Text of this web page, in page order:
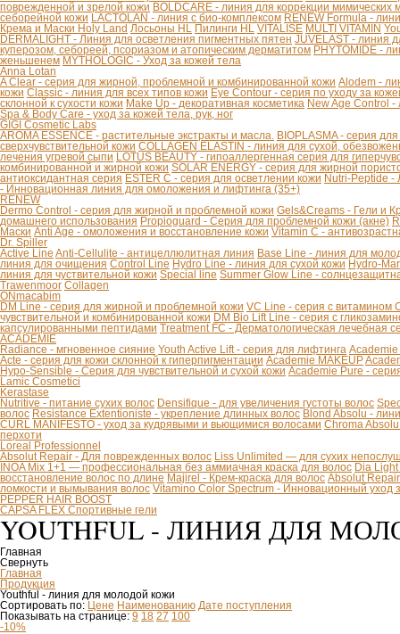
поврежденной и зрелой кожи BOLDCARE - линия для коррекции мимических
себорейной кожи LACTOLAN - линия с био-комплексом RENEW Formula -
Крема и Маски Holy Land Лосьоны HL Пилинги HL VITALISE MULTI VITAMIN
DERMALIGHT - Линия для осветления пигментных пятен JUVELAST - линия
куперозом, себореей, псориазом и атопическим дерматитом PHYTOMIDE -
женьшенем MYTHOLOGIC - Уход за кожей тела
Anna Lotan
A Clear - серия для жирной, проблемной и комбинированной кожи Alodem -
кожи Classic - линия для всех типов кожи Eye Contour - серия по уходу за
склонной к сухости кожи Make Up - декоративная косметика New Age Control
Spa & Body Care - уход за кожей тела, рук, ног
GIGI Cosmetic Labs
AROMA ESSENCE - растительные экстракты и масла. BIOPLASMA - серия
сверхчувствительной кожи COLLAGEN ELASTIN - линия для сухой,
лечения угревой сыпи LOTUS BEAUTY - гипоаллергенная серия для
комбинированной и жирной кожи SOLAR ENERGY - серия для жирной
антиоксидантная серия ESTER C - серия для осветлении кожи Nutri-Peptide -
- Инновационная линия для омоложения и лифтинга (35+)
RENEW
Dermo Control - серия для жирной и проблемной кожи Gels&Creams - Гели и
домашнего использования Propioguard - Серия для проблемной кожи (акне)
Маски Anti Age - омоложения и восстановление кожи Vitamin C -
Dr. Spiller
Active Line Anti-Cellulite - антицеллюлитная линия Base Line - линия для
линия для очищения Control Line Hydro Line - линия для сухой кожи Hydro-
линия для чуствительной кожи Special line Summer Glow Line -
Trawenmoor Collagen
ONmacabim
DM Line - серия для жирной и проблемной кожи VC Line - серия с витамином
чувствительной и комбинированной кожи DM Bio Lift Line - cерия с
капсулированными пептидами Treatment FC - Дерматологическая лечебная
ACADEMIE
Radiance - мгновенное сияние Youth Active Lift - серия для лифтинга
Acte - серия для кожи склонной к гиперпигментации Academie MAKEUP
Hypo-Sensible - Серия для чувствительной и сухой кожи Academie Pure -
Lamic Cosmetici
Kerastase
Nutritive - питание сухих волос Densifique - для увеличения густоты волос
волос Resistance Extentioniste - укрепление длинных волос Blond Absolu -
CURL MANIFESTO - уход за кудрявыми и вьющимися волосами Chroma
перхоти
Loreal Professionnel
Absolut Repair - Для поврежденных волос Liss Unlimited — для сухих
INOA Mix 1+1 — профессиональная без аммиачная краска для волос Dia
восстановление волос по длине Majirel - Крем-краска для волос Absolut
ломкости и вымывания волос Vitamino Color Spectrum - Инновационный уход
PEPPER HAIR BOOST
CAPSA FLEX Спортивные гели
YOUTHFUL - ЛИНИЯ ДЛЯ
Главная
Свернуть
Главная
Продукция
Youthful - линия для молодой кожи
Сортировать по: Цене Наименованию Дате поступления
Показывать на странице: 9 18 27 100
-10%